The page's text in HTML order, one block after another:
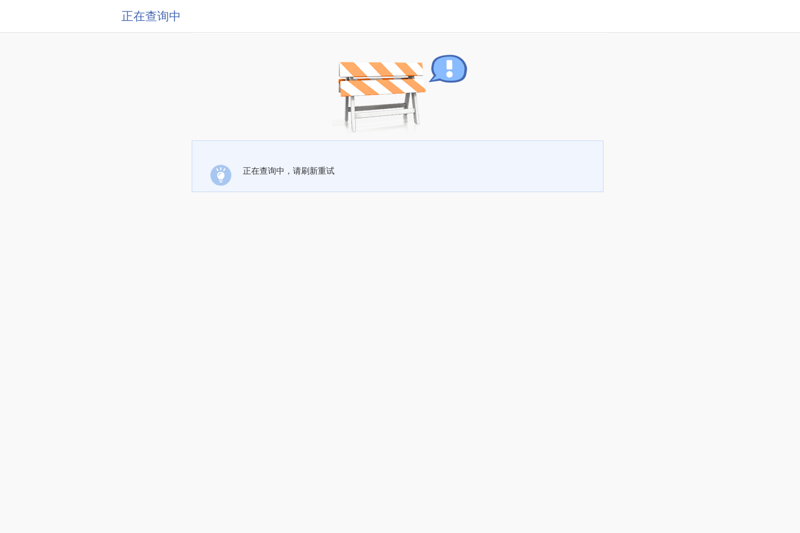
正在查询中
正在查询中，请刷新重试